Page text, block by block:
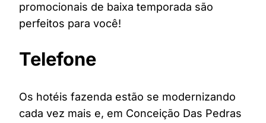
promocionais de baixa temporada são
perfeitos para você!
Telefone
Os hotéis fazenda estão se modernizando
cada vez mais e, em Conceição Das Pedras